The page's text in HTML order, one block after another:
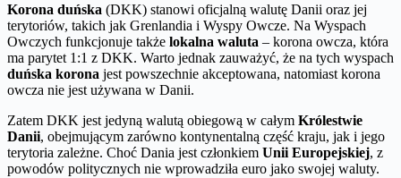
Korona duńska (DKK) stanowi oficjalną walutę Danii oraz jej
terytoriów, takich jak Grenlandia i Wyspy Owcze. Na Wyspach
Owczych funkcjonuje także lokalna waluta – korona owcza, która
ma parytet 1:1 z DKK. Warto jednak zauważyć, że na tych wyspach
duńska korona jest powszechnie akceptowana, natomiast korona
owcza nie jest używana w Danii.
Zatem DKK jest jedyną walutą obiegową w całym Królestwie
Danii, obejmującym zarówno kontynentalną część kraju, jak i jego
terytoria zależne. Choć Dania jest członkiem Unii Europejskiej, z
powodów politycznych nie wprowadziła euro jako swojej waluty.